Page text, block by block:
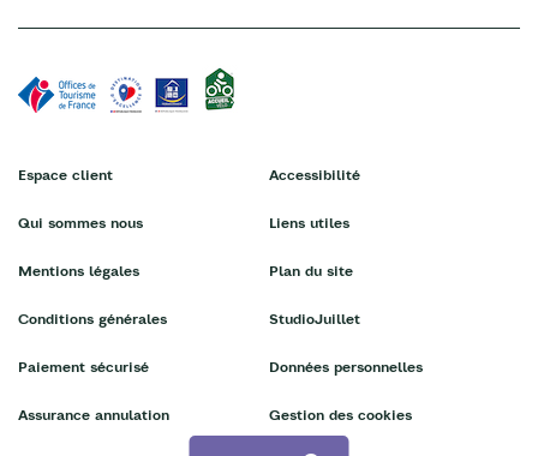
Espace client
Qui sommes nous
Mentions légales
Conditions générales
Paiement sécurisé
Assurance annulation
Accessibilité
Liens utiles
Plan du site
StudioJuillet
Données personnelles
Gestion des cookies